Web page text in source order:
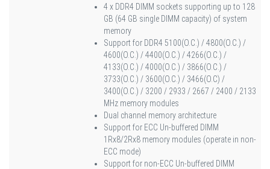
4 x DDR4 DIMM sockets supporting up to 128
GB (64 GB single DIMM capacity) of system
memory
Support for DDR4 5100(O.C.) / 4800(O.C.) /
4600(O.C.) / 4400(O.C.) / 4266(O.C.) /
4133(O.C.) / 4000(O.C.) / 3866(O.C.) /
3733(O.C.) / 3600(O.C.) / 3466(O.C) /
3400(O.C.) / 3200 / 2933 / 2667 / 2400 / 2133
MHz memory modules
Dual channel memory architecture
Support for ECC Un-buffered DIMM
1Rx8/2Rx8 memory modules (operate in non-
ECC mode)
Support for non-ECC Un-buffered DIMM